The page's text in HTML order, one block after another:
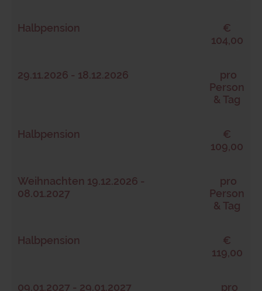
Halbpension
€
104,00
29.11.2026 - 18.12.2026
pro
Person
& Tag
Halbpension
€
109,00
Weihnachten 19.12.2026 -
08.01.2027
pro
Person
& Tag
Halbpension
€
119,00
09.01.2027 - 29.01.2027
pro